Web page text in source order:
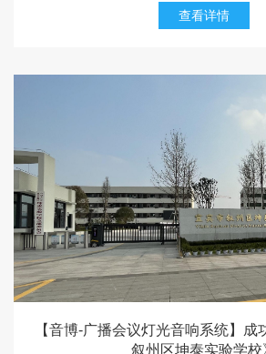
查看详情
【音博-广播会议灯光音响系统】成
叙州区坤泰实验学校